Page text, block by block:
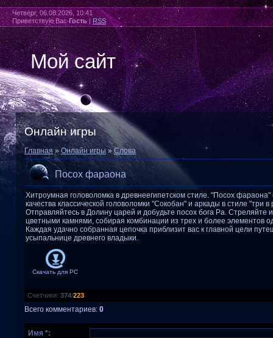
Четверг, 06.08.2026, 10:41
Приветствую Вас Гость|RSS
Мой сайт
Онлайн игры
Главная »Онлайн игры »Слова
Посох фараона
Хитроумная головоломка в древнеегипетском стиле. "Посох
качества классической головоломки "Сокобан" и аркады в стиле "три в
Отправляйтесь в Долину царей и добудьте посох бога Ра. Стреляйте
цветными камнями, собирая комбинации из трех и более элементов
Каждая удачно собранная цепочка приблизит вас к главной цели
усыпальнице древнего владыки.
Скачать для PC
Счетчики: 374/223
Всего комментариев: 0
Имя *: